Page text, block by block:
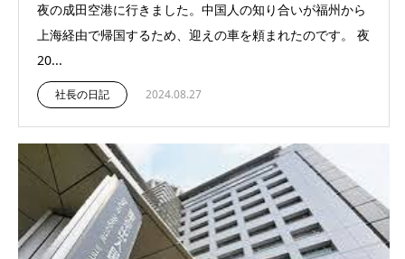
夜の成田空港に行きました。中国人の知り合いが福州から
上海経由で帰国するため、迎えの車を頼まれたのです。 夜
20...
社長の日記 2024.08.27